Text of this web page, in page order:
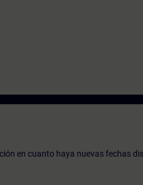
en cuanto haya nuevas fechas